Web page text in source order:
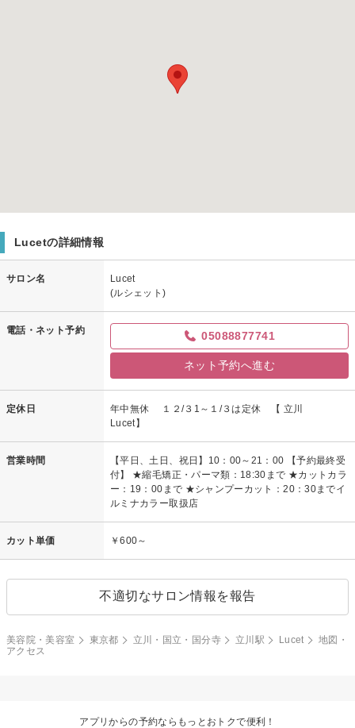
Lucetの詳細情報
サロン名
Lucet
(ルシェット)
電話・ネット予約 05088877741
ネット予約へ進む
定休日
年中無休 １２/３1～１/３は定休 【 立川
Lucet】
営業時間
【平日、土日、祝日】10：00～21：00 【予約最終受
付】 ★縮毛矯正・パーマ類：18:30まで ★カットカラ
ー：19：00まで ★シャンプーカット：20：30までイ
ルミナカラー取扱店
カット単価 ￥600～
不適切なサロン情報を報告
美容院・美容室 東京都 立川・国立・国分寺 立川駅 Lucet
地図・
アクセス
アプリからの予約ならもっとおトクで便利！